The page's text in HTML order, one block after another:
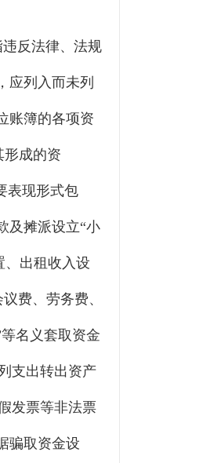
反法律、法规
应列入而未列
账簿的各项资
形成的资
表现形式包
及摊派设立“小
、出租收入设
费、劳务费、
名义套取资金
支出转出资产
发票等非法票
骗取资金设